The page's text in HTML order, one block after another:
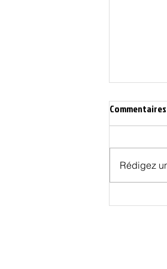
Les
Commentaires
Rédigez